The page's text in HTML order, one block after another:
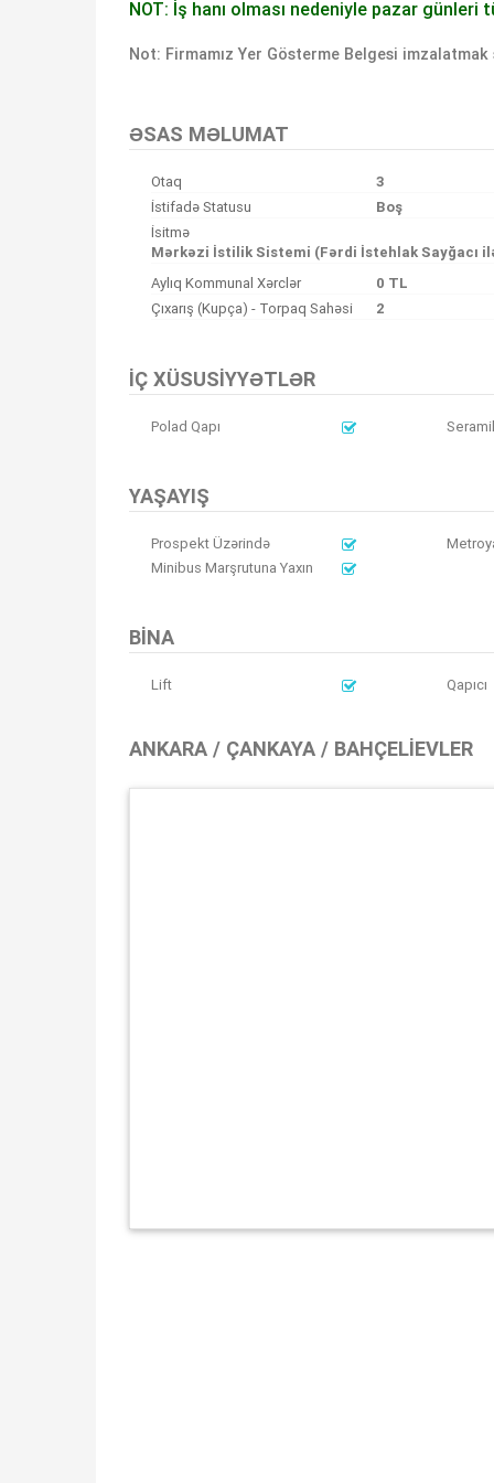
NOT: İş hanı olması nedeniyle pazar günleri
Not: Firmamız Yer Gösterme Belgesi
ƏSAS MƏLUMAT
Otaq
3
İstifadə Statusu
Boş
İsitmə
Mərkəzi İstilik Sistemi (Fərdi İstehlak Sayğacı
Aylıq Kommunal Xərclər
0 TL
Çıxarış (Kupça) - Torpaq Sahəsi
2
İÇ XÜSUSIYYƏTLƏR
Polad Qapı
YAŞAYIŞ
Prospekt Üzərində
Minibus Marşrutuna Yaxın
BINA
Lift Qapıcı
ANKARA / ÇANKAYA / BAHÇELIEVLER